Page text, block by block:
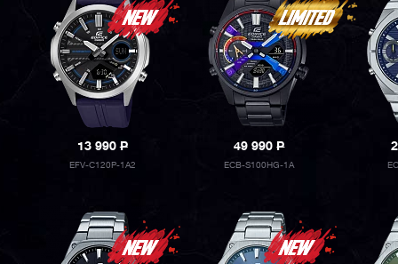
13 990P
EFV-C120P-1A2
49 990P
ECB-S100HG-1A